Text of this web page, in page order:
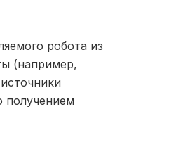
робота из
(например,
получением